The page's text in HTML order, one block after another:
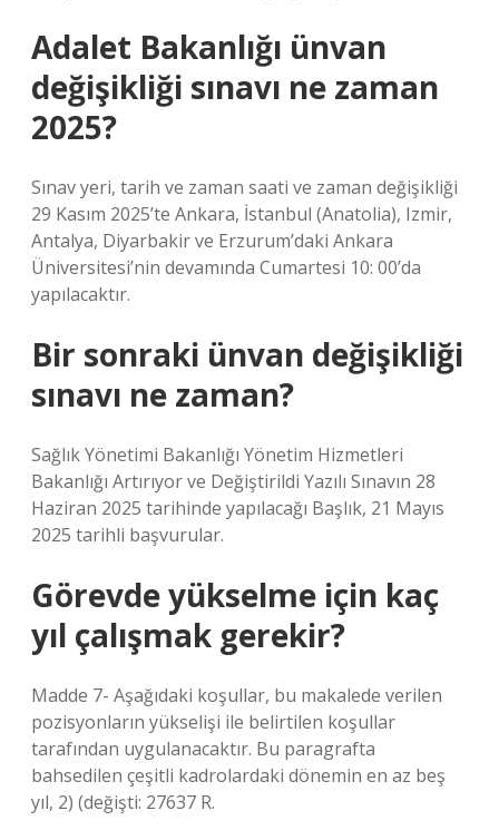
Adalet Bakanlığı ünvan
değişikliği sınavı ne zaman
2025?
Sınav yeri, tarih ve zaman saati ve zaman değişikliği
29 Kasım 2025’te Ankara, İstanbul (Anatolia), Izmir,
Antalya, Diyarbakir ve Erzurum’daki Ankara
Üniversitesi’nin devamında Cumartesi 10: 00’da
yapılacaktır.
Bir sonraki ünvan değişikliği
sınavı ne zaman?
Sağlık Yönetimi Bakanlığı Yönetim Hizmetleri
Bakanlığı Artırıyor ve Değiştirildi Yazılı Sınavın 28
Haziran 2025 tarihinde yapılacağı Başlık, 21 Mayıs
2025 tarihli başvurular.
Görevde yükselme için kaç
yıl çalışmak gerekir?
Madde 7- Aşağıdaki koşullar, bu makalede verilen
pozisyonların yükselişi ile belirtilen koşullar
tarafından uygulanacaktır. Bu paragrafta
bahsedilen çeşitli kadrolardaki dönemin en az beş
yıl, 2) (değişti: 27637 R.